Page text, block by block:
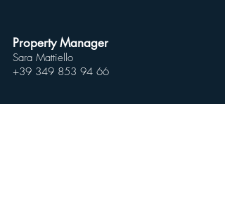
Property Manager
Sara Mattiello
+39 349 853 94 66